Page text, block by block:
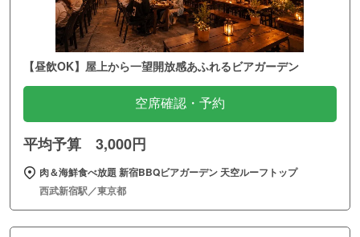
【昼飲OK】屋上から一望開放感あふれるビアガーデン
空席確認・予約
平均予算 3,000円
肉＆海鮮食べ放題 新宿BBQビアガーデン 天空ルーフトップ
西武新宿駅／東京都